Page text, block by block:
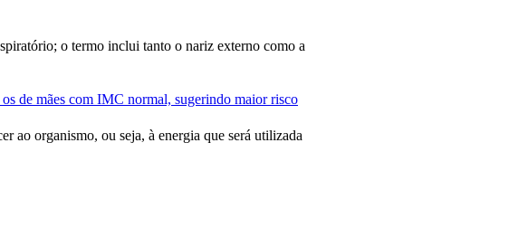
o termo inclui tanto o nariz externo como a
os de mães com IMC normal, sugerindo maior risco
ao organismo, ou seja, à energia que será utilizada